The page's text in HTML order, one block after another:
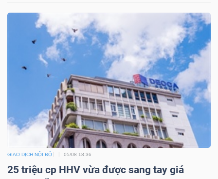
GIAO DỊCH NỘI BỘ 05/08 18:36
25 triệu cp HHV vừa được sang tay giá
CÔNG
NGHIỆP
TIÊU
KHÔNG
THIẾT